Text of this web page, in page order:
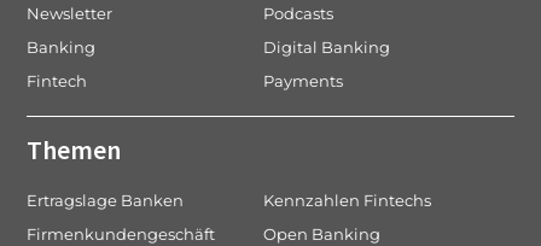
Newsletter
Podcasts
Banking
Digital Banking
Fintech
Payments
Themen
Ertragslage Banken
Kennzahlen Fintechs
Firmenkundengeschäft
Open Banking